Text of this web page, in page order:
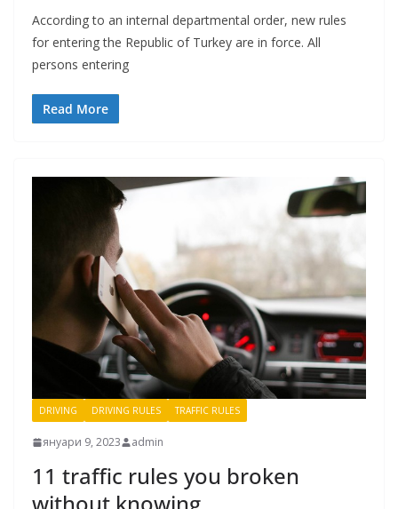
According to an internal departmental order, new rules
for entering the Republic of Turkey are in force. All
persons entering
Read More
DRIVING DRIVING RULES TRAFFIC RULES
януари 9, 2023 admin
11 traffic rules you broken